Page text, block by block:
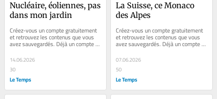
Nucléaire, éoliennes, pas
dans mon jardin
Créez-vous un compte gratuitement
et retrouvez les contenus que vous
avez sauvegardés. Déjà un compte ?
Se connecter Faites plaisir à vos...
14.06.2026
30
Le Temps
La Suisse, ce Monaco
des Alpes
Créez-vous un compte gratuitement
et retrouvez les contenus que vous
avez sauvegardés. Déjà un compte ?
Se connecter Faites plaisir à vos...
07.06.2026
50
Le Temps